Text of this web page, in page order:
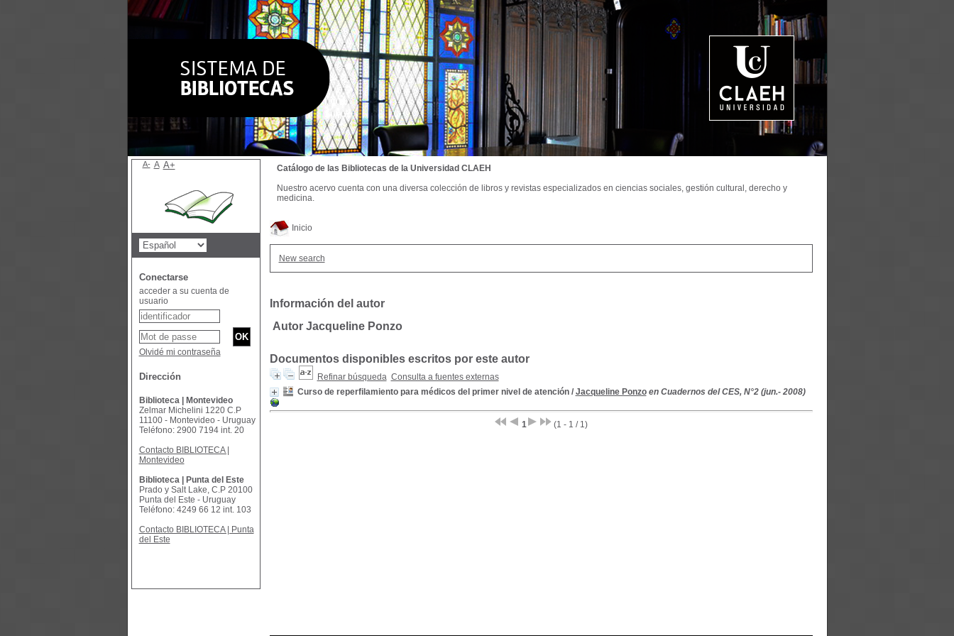
Inicio
New search
Información del autor
Autor Jacqueline Ponzo
Documentos disponibles escritos por este autor
Refinar búsqueda Consulta a fuentes externas
Curso de reperfilamiento para médicos del primer nivel de atención/ Jacqueline Ponzo en Cuadernos del CES, N°2 (jun.- 2008)
1 (1 - 1 / 1)
Catálogo de las Bibliotecas de la Universidad CLAEH
Nuestro acervo cuenta con una diversa colección de libros y revistas especializados en ciencias sociales, gestión cultural, derecho y
medicina.
A- A A+
Conectarse
acceder a su cuenta de
usuario
Olvidé mi contraseña
Dirección
Biblioteca | Montevideo
Zelmar Michelini 1220 C.P
11100 - Montevideo - Uruguay
Teléfono: 2900 7194 int. 20
Contacto BIBLIOTECA |
Montevideo
Biblioteca | Punta del Este
Prado y Salt Lake, C.P 20100
Punta del Este - Uruguay
Teléfono: 4249 66 12 int. 103
Contacto BIBLIOTECA | Punta
del Este